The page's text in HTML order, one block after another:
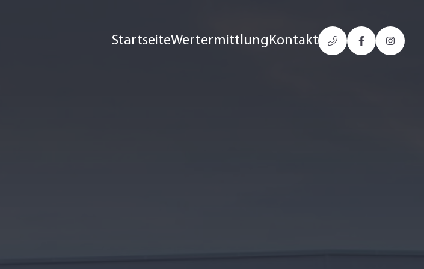
StartseiteWertermittlung Kontakt